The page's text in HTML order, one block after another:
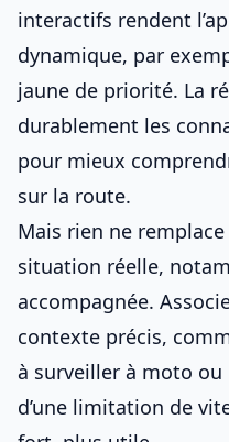
interactifs rendent
dynamique, par
jaune de priorité. La
durablement les
pour mieux
sur la route.
Mais rien ne
situation réelle,
accompagnée.
contexte précis,
à surveiller à moto ou
d’une limitation de